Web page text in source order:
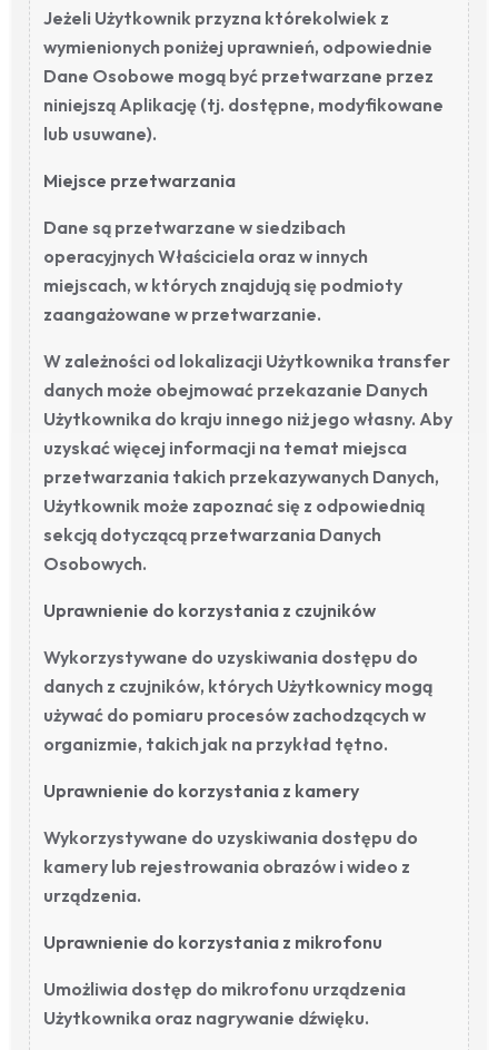
Jeżeli Użytkownik przyzna którekolwiek z
wymienionych poniżej uprawnień, odpowiednie
Dane Osobowe mogą być przetwarzane przez
niniejszą Aplikację (tj. dostępne, modyfikowane
lub usuwane).
Miejsce przetwarzania
Dane są przetwarzane w siedzibach
operacyjnych Właściciela oraz w innych
miejscach, w których znajdują się podmioty
zaangażowane w przetwarzanie.
W zależności od lokalizacji Użytkownika transfer
danych może obejmować przekazanie Danych
Użytkownika do kraju innego niż jego własny. Aby
uzyskać więcej informacji na temat miejsca
przetwarzania takich przekazywanych Danych,
Użytkownik może zapoznać się z odpowiednią
sekcją dotyczącą przetwarzania Danych
Osobowych.
Uprawnienie do korzystania z czujników
Wykorzystywane do uzyskiwania dostępu do
danych z czujników, których Użytkownicy mogą
używać do pomiaru procesów zachodzących w
organizmie, takich jak na przykład tętno.
Uprawnienie do korzystania z kamery
Wykorzystywane do uzyskiwania dostępu do
kamery lub rejestrowania obrazów i wideo z
urządzenia.
Uprawnienie do korzystania z mikrofonu
Umożliwia dostęp do mikrofonu urządzenia
Użytkownika oraz nagrywanie dźwięku.